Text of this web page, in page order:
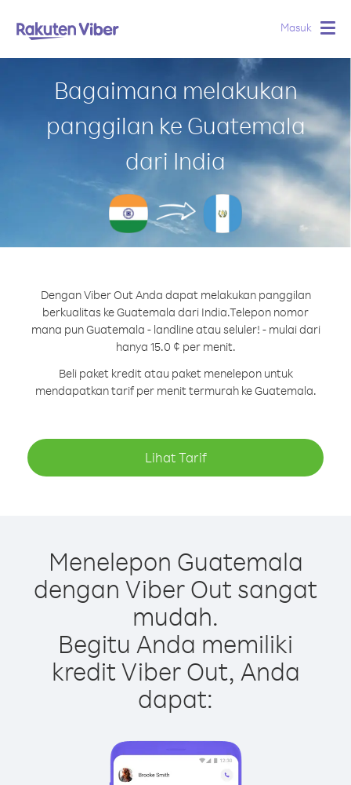
Masuk
Bagaimana melakukan
panggilan ke Guatemala
dari India
Dengan Viber Out Anda dapat melakukan panggilan
berkualitas ke Guatemala dari India.Telepon nomor
mana pun Guatemala - landline atau seluler! - mulai dari
hanya 15.0 ¢ per menit.
Beli paket kredit atau paket menelepon untuk
mendapatkan tarif per menit termurah ke Guatemala.
Lihat Tarif
Menelepon Guatemala
dengan Viber Out sangat
mudah.
Begitu Anda memiliki
kredit Viber Out, Anda
dapat: